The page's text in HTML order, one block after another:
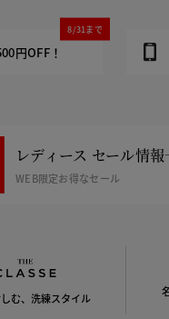
円OFF！
8/31まで
レディース セール情報
WEB限定お得なセール
む、洗練スタイル